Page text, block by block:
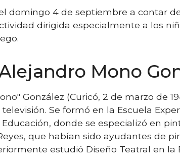
domingo 4 de septiembre a contar
dirigida especialmente a los
Mono
González (Curicó, 2 de marzo de
Se formó en la Escuela
donde se especializó en
que habían sido ayudantes de
estudió Diseño Teatral en